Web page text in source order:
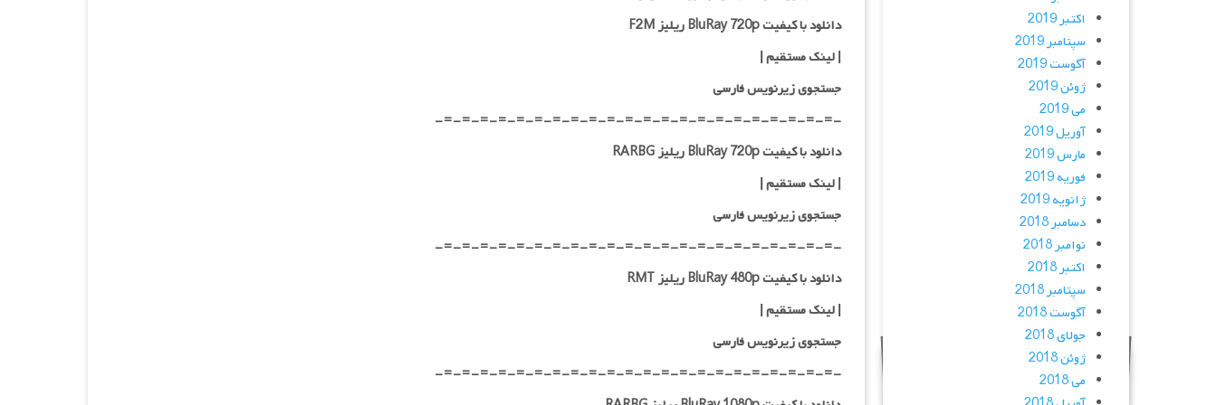
دانلود با کیفیت BluRay 720p ریلیز F2M
| لینک مستقیم|
جستجوی زیرنویس فارسی
-=-=-=-=-=-=-=-=-=-=-=-=-=-=-=-=-=-=-=-=-=-=-
دانلود با کیفیت BluRay 720p ریلیز RARBG
| لینک مستقیم|
جستجوی زیرنویس فارسی
-=-=-=-=-=-=-=-=-=-=-=-=-=-=-=-=-=-=-=-=-=-=-
دانلود با کیفیت BluRay 480p ریلیز RMT
| لینک مستقیم|
جستجوی زیرنویس فارسی
-=-=-=-=-=-=-=-=-=-=-=-=-=-=-=-=-=-=-=-=-=-=-
اکتبر 2019
سپتامبر 2019
آگوست 2019
ژوئن 2019
می 2019
آوریل 2019
مارس 2019
فوریه 2019
ژانویه 2019
دسامبر 2018
نوامبر 2018
اکتبر 2018
سپتامبر 2018
آگوست 2018
جولای 2018
ژوئن 2018
می 2018